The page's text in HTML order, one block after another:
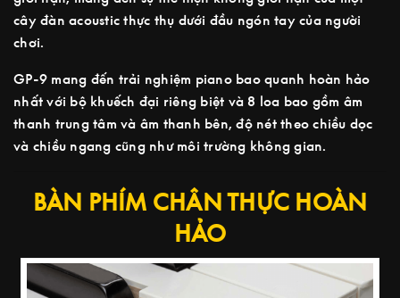
cây đàn acoustic thực thụ dưới đầu ngón tay của người
chơi.
GP-9 mang đến trải nghiệm piano bao quanh hoàn hảo
nhất với bộ khuếch đại riêng biệt và 8 loa bao gồm âm
thanh trung tâm và âm thanh bên, độ nét theo chiều dọc
và chiều ngang cũng như môi trường không gian.
BÀN PHÍM CHÂN THỰC HOÀN
HẢO